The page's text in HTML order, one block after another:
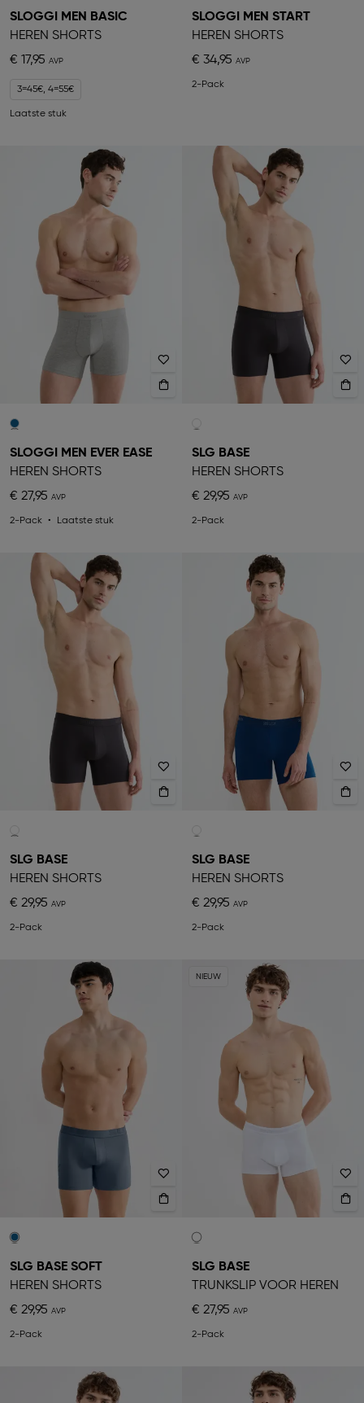
SLOGGI MEN BASIC
HEREN SHORTS
€ 17,95
3=45€, 4=55€
Laatste stuk
SLOGGI MEN START
HEREN SHORTS
€ 34,95
2-Pack
SLOGGI MEN EVER EASE
HEREN SHORTS
€ 27,95
2-Pack Laatste stuk
SLG BASE
HEREN SHORTS
€ 29,95
2-Pack
SLG BASE
HEREN SHORTS
€ 29,95
2-Pack
SLG BASE
HEREN SHORTS
€ 29,95
2-Pack
SLG BASE SOFT
HEREN SHORTS
€ 29,95
2-Pack
NIEUW
SLG BASE
TRUNKSLIP VOOR HEREN
€ 27,95
2-Pack